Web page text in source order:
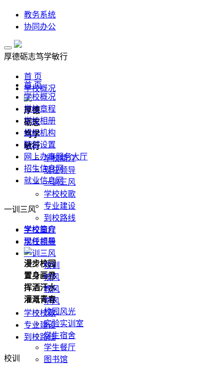
教务系统
协同办公
厚德砺志笃学敏行
首 页
学校概况
厚德
砺志
笃学
敏行
学校简介
现任领导
一训三风
学校校歌
专业建设
到校路线
学校章程
学校相册
漫步校园
置身画卷
挥洒汗水
灌溉青春
校园风光
实验实训室
学生宿舍
学生餐厅
图书馆
首 页
学校概况
学校章程
学校相册
组织机构
院部设置
网上办事服务大厅
招生信息网
就业信息网
一训三风
学校简介
现任领导
一训三风
校训
校风
教风
学风
学校校歌
专业建设
到校路线
校训